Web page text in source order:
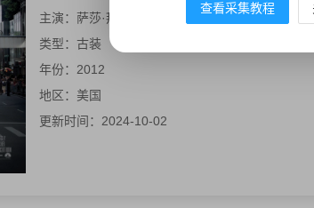
主演： 萨莎·拜伦·科恩,本·金斯利,杰森·曼兹沃克
类型： 古装
年份： 2012
地区： 美国
更新时间： 2024-10-02
查看采集教程